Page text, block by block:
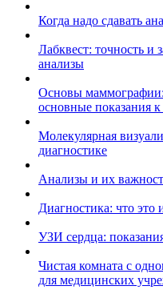
Когда надо сдавать
Лабквест: точность и
анализы
Основы маммографии:
основные показания
Молекулярная
диагностике
Анализы и их
Диагностика: что это
УЗИ сердца:
Чистая комната с
для медицинских